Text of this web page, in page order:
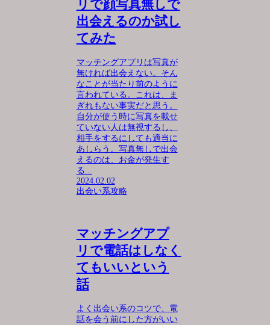
リで顔写真無しで
出会えるのか試し
てみた
マッチングアプリは写真が
無ければ出会えない。そん
なことが当たり前のように
言われている。これは、ま
ぎれもない事実だと思う。
自分が使う時に写真を載せ
ていない人は無視するし、
相手をするにしても適当に
あしらう。写真無しで出会
えるのは、お金が発生す
る...
2024.02.02
出会い系攻略
マッチングアプ
リで電話はしなく
てもいいという
話
よく出会い系のコツで、電
話を会う前にした方がいい